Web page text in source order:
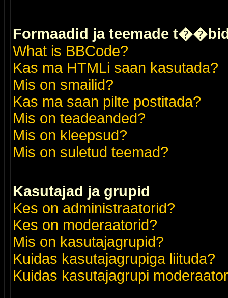
Formaadid ja teemade
What is BBCode?
Kas ma HTMLi saan kasutada?
Mis on smailid?
Kas ma saan pilte postitada?
Mis on teadeanded?
Mis on kleepsud?
Mis on suletud teemad?
Kasutajad ja grupid
Kes on administraatorid?
Kes on moderaatorid?
Mis on kasutajagrupid?
Kuidas kasutajagrupiga liituda?
Kuidas kasutajagrupi